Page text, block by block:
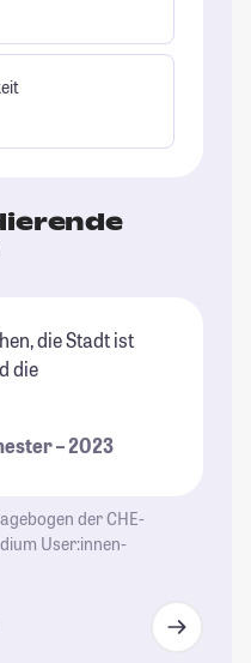
die Stadt ist
die
– 2023
der CHE-
User:innen-